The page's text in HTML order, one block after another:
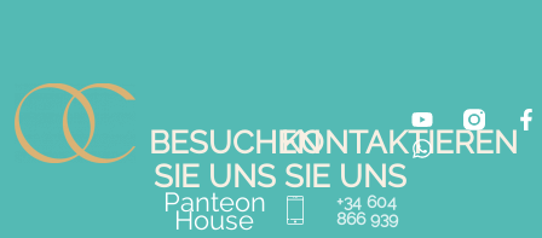
BESUCHEN
SIE UNS
Panteon
House
KONTAKTIEREN
SIE UNS
+34 604
866 939